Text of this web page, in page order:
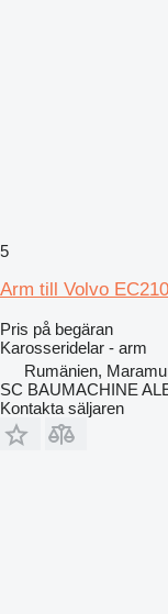
5
Arm till Volvo
Pris på begäran
Karosseridelar - arm
Rumänien,
SC BAUMACHINE
Kontakta säljaren